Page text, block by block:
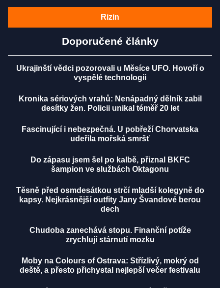
Rizin
Doporučené články
Ukrajinští vědci pozorovali u Měsíce UFO. Hovoří o
vyspělé technologii
Kronika sériových vrahů: Nenápadný dělník zabil
desítky žen. Policii unikal téměř 20 let
Fascinující i nebezpečná. U pobřeží Chorvatska
udeřila mořská smršť
Do zápasu jsem šel po kalbě, přiznal BKFC
šampion ve službách Oktagonu
Těsně před osmdesátkou strčí mladší kolegyně do
kapsy. Nejkrásnější outfity Jany Švandové berou
dech
Chudoba zanechává stopu. Finanční potíže
zrychlují stárnutí mozku
Moby na Colours of Ostrava: Střízlivý, mokrý od
deště, a přesto přichystal nejlepší večer festivalu